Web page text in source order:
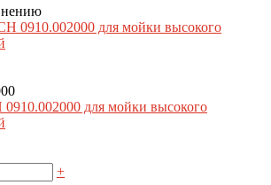
для мойки высокого
+